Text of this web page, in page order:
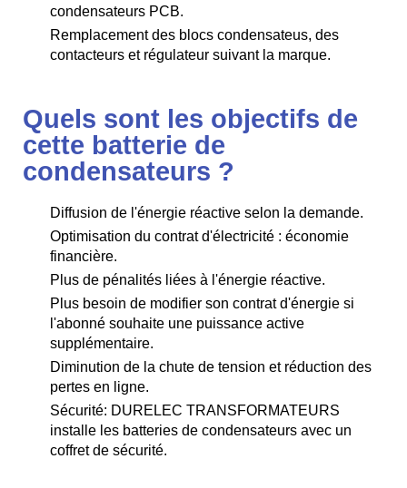
condensateurs PCB.
Remplacement des blocs condensateus, des
contacteurs et régulateur suivant la marque.
Quels sont les objectifs de
cette batterie de
condensateurs ?
Diffusion de l'énergie réactive selon la demande.
Optimisation du contrat d'électricité : économie
financière.
Plus de pénalités liées à l'énergie réactive.
Plus besoin de modifier son contrat d'énergie si
l'abonné souhaite une puissance active
supplémentaire.
Diminution de la chute de tension et réduction des
pertes en ligne.
Sécurité: DURELEC TRANSFORMATEURS
installe les batteries de condensateurs avec un
coffret de sécurité.